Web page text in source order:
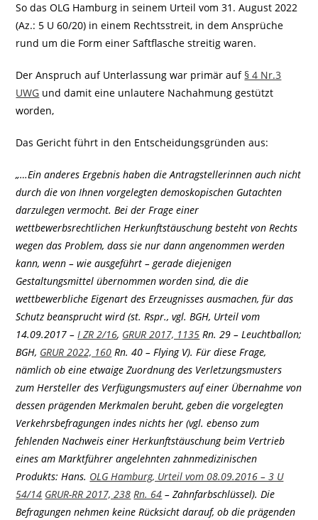
So das OLG Hamburg in seinem Urteil vom 31. August 2022
(Az.: 5 U 60/20) in einem Rechtsstreit, in dem Ansprüche
rund um die Form einer Saftflasche streitig waren.
Der Anspruch auf Unterlassung war primär auf § 4 Nr.3
UWG und damit eine unlautere Nachahmung gestützt
worden,
Das Gericht führt in den Entscheidungsgründen aus:
„…Ein anderes Ergebnis haben die Antragstellerinnen auch nicht
durch die von Ihnen vorgelegten demoskopischen Gutachten
darzulegen vermocht. Bei der Frage einer
wettbewerbsrechtlichen Herkunftstäuschung besteht von Rechts
wegen das Problem, dass sie nur dann angenommen werden
kann, wenn – wie ausgeführt – gerade diejenigen
Gestaltungsmittel übernommen worden sind, die die
wettbewerbliche Eigenart des Erzeugnisses ausmachen, für das
Schutz beansprucht wird (st. Rspr., vgl. BGH, Urteil vom
14.09.2017 –I ZR 2/16, GRUR 2017, 1135 Rn. 29 – Leuchtballon;
BGH, GRUR 2022, 160 Rn. 40 – Flying V). Für diese Frage,
nämlich ob eine etwaige Zuordnung des Verletzungsmusters
zum Hersteller des Verfügungsmusters auf einer Übernahme von
dessen prägenden Merkmalen beruht, geben die vorgelegten
Verkehrsbefragungen indes nichts her (vgl. ebenso zum
fehlenden Nachweis einer Herkunftstäuschung beim Vertrieb
eines am Marktführer angelehnten zahnmedizinischen
Produkts: Hans. OLG Hamburg, Urteil vom 08.09.2016 – 3 U
54/14 GRUR-RR 2017, 238 Rn. 64 – Zahnfarbschlüssel). Die
Befragungen nehmen keine Rücksicht darauf, ob die prägenden